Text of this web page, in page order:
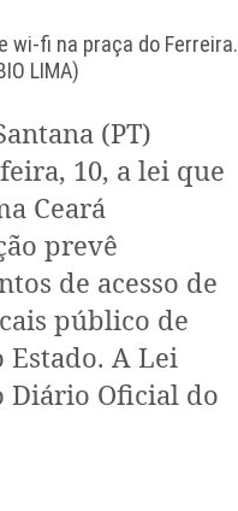
wi-fi na praça do
LIMA)
(PT)
10, a lei que
Ceará
prevê
de acesso de
público de
A Lei
Diário Oficial do